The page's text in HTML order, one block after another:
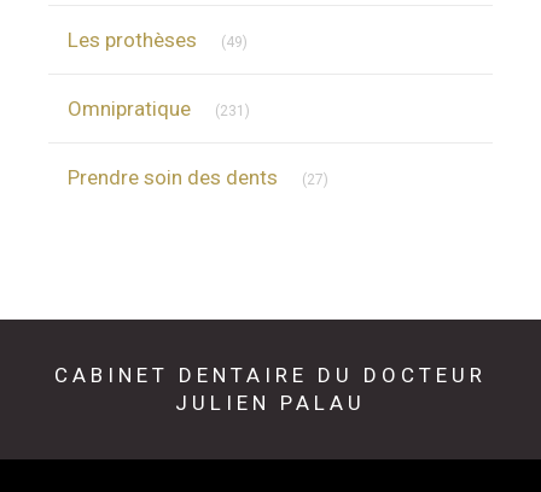
Les prothèses (49)
Omnipratique (231)
Prendre soin des dents (27)
CABINET DENTAIRE DU DOCTEUR
JULIEN PALAU